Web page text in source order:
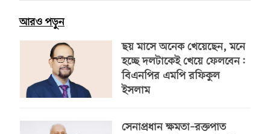
আরও পড়ুন
ছয় মাসে অনেক খেয়েছেন, মনে
হচ্ছে দলটাকেই খেয়ে ফেলবেন:
বিএনপির এমপি রফিকুল
ইসলাম
সেনাপ্রধান ক্ষমতা–রক্তপাত